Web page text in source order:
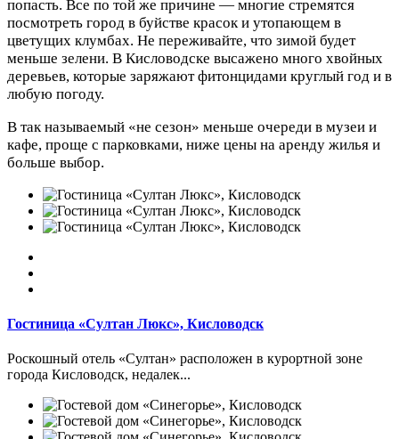
попасть. Все по той же причине — многие стремятся
посмотреть город в буйстве красок и утопающем в
цветущих клумбах. Не переживайте, что зимой будет
меньше зелени. В Кисловодске высажено много хвойных
деревьев, которые заряжают фитонцидами круглый год и в
любую погоду.
В так называемый «не сезон» меньше очереди в музеи и
кафе, проще с парковками, ниже цены на аренду жилья и
больше выбор.
Гостиница «Султан Люкс», Кисловодск
Роскошный отель «Султан» расположен в курортной зоне
города Кисловодск, недалек...